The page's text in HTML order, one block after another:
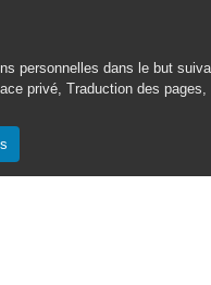
personnelles dans le but
privé, Traduction des pages,